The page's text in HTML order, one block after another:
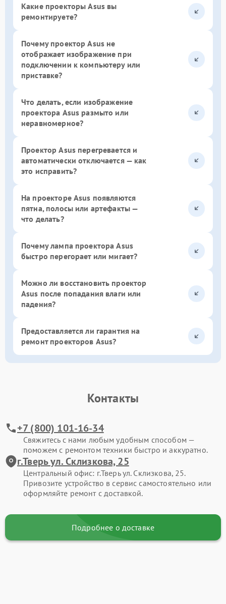
Какие проекторы Asus вы
ремонтируете?
Почему проектор Asus не
отображает изображение при
подключении к компьютеру или
приставке?
Что делать, если изображение
проектора Asus размыто или
неравномерное?
Проектор Asus перегревается и
автоматически отключается — как
это исправить?
На проекторе Asus появляются
пятна, полосы или артефакты —
что делать?
Почему лампа проектора Asus
быстро перегорает или мигает?
Можно ли восстановить проектор
Asus после попадания влаги или
падения?
Предоставляется ли гарантия на
ремонт проекторов Asus?
Контакты
+7 (800) 101-16-34
Свяжитесь с нами любым удобным способом —
поможем с ремонтом техники быстро и аккуратно.
г.Тверь ул. Склизкова, 25
Центральный офис: г.Тверь ул. Склизкова, 25.
Привозите устройство в сервис самостоятельно или
оформляйте ремонт с доставкой.
Подробнее о доставке